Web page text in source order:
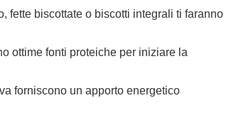
fette biscottate o biscotti integrali ti faranno
ottime fonti proteiche per iniziare la
forniscono un apporto energetico